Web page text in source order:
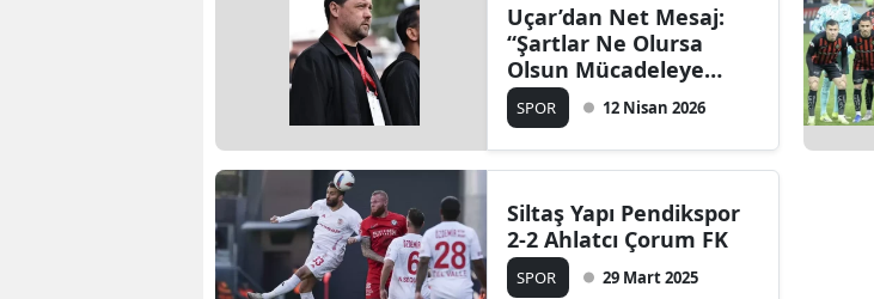
Uçar’dan Net Mesaj:
“Şartlar Ne Olursa
Olsun Mücadeleye
Devam!”
SPOR 12 Nisan 2026
Siltaş Yapı Pendikspor
2-2 Ahlatcı Çorum FK
SPOR 29 Mart 2025